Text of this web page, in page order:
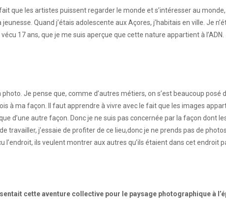
que les artistes puissent regarder le monde et s’intéresser au
jeunesse. Quand j’étais adolescente aux Açores, j’habitais en ville. Je
17 ans, que je me suis aperçue que cette nature appartient à l’ADN.
Je pense que, comme d’autres métiers, on s’est beaucoup
à ma façon. Il faut apprendre à vivre avec le fait que les images
d’une autre façon. Donc je ne suis pas concernée par la façon dont
travailler, j’essaie de profiter de ce lieu,donc je ne prends pas de
l’endroit, ils veulent montrer aux autres qu’ils étaient dans cet endroit
cette aventure collective pour le paysage photographique à